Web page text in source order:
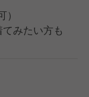
みたい方も